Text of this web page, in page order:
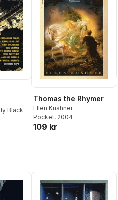
Black
Thomas the Rhymer
Ellen Kushner
Pocket, 2004
109 kr